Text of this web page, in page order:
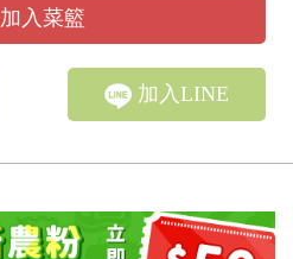
加入菜籃
加入LINE